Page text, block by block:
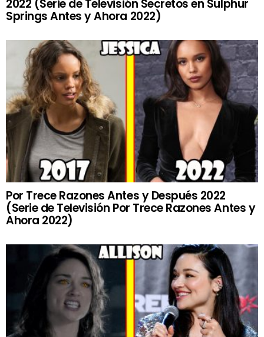
2022 (Serie de Televisión Secretos en Sulphur
Springs Antes y Ahora 2022)
Por Trece Razones Antes y Después 2022
(Serie de Televisión Por Trece Razones Antes y
Ahora 2022)